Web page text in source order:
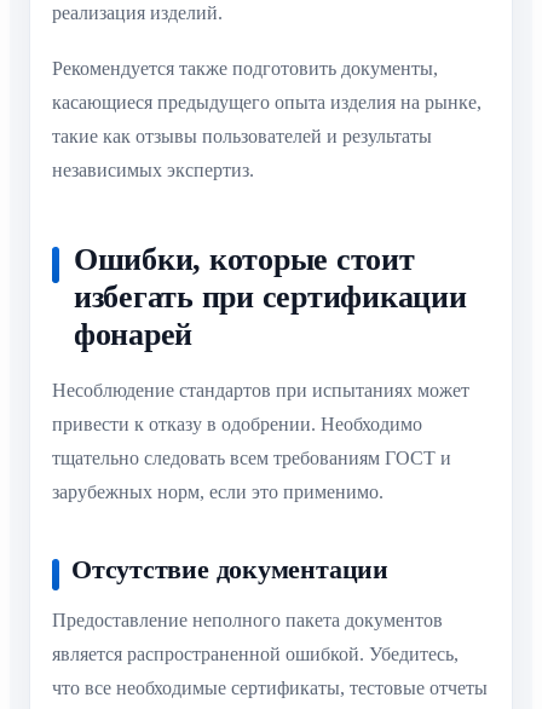
реализация изделий.
Рекомендуется также подготовить документы,
касающиеся предыдущего опыта изделия на рынке,
такие как отзывы пользователей и результаты
независимых экспертиз.
Ошибки, которые стоит
избегать при сертификации
фонарей
Несоблюдение стандартов при испытаниях может
привести к отказу в одобрении. Необходимо
тщательно следовать всем требованиям ГОСТ и
зарубежных норм, если это применимо.
Отсутствие документации
Предоставление неполного пакета документов
является распространенной ошибкой. Убедитесь,
что все необходимые сертификаты, тестовые отчеты